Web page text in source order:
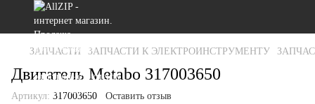
ЗАПЧАСТИ ЗАПЧАСТИ К ЭЛЕКТРОИНСТРУМЕНТУ
Двигатель Metabo 317003650
Артикул: 317003650 Оставить отзыв